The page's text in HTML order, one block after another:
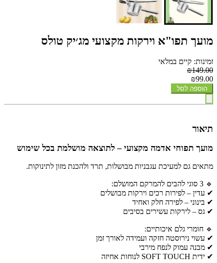
מועך תפו"א וירקות מקצועי מג׳יק טולס
זמינות: קיים במלאי
₪149.00
₪99.00
הוספה לסל
תיאור
מועך תפוחי אדמה מקצועי – לתוצאה מושלמת בכל שימוש
מתאים גם למעיכת עגבניות מבושלות, תרד ולהכנת מזון לתינוקות.
🔹 3 סוגי להבים להמרקם המושלם:
✔ עדין – לפירות רכים וירקות מבושלים
✔ בינוני – לפירה חלק ואחיד
✔ גס – לירקות עשירים בסיבים
🔹 חומרי גלם איכותיים:
✔ עשוי נירוסטה חזקה ועמידה לאורך זמן
✔ מבנה עמוק לנפח מירבי
✔ ידית SOFT TOUCH לנוחות אחיזה